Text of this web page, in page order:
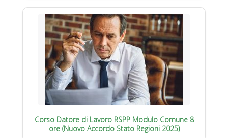
Corso Datore di Lavoro RSPP Modulo Comune 8
ore (Nuovo Accordo Stato Regioni 2025)